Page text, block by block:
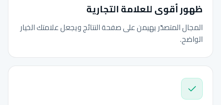
ظهور أقوى للعلامة التجارية
المجال المتصدّر يهيمن على صفحة النتائج ويجعل علامتك الخيار
الواضح.